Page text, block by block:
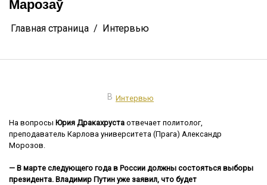
Марозаў
Главная страница Интервью
В Интервью
На вопросы Юрия Дракахруста отвечает политолог,
преподаватель Карлова университета (Прага) Александр
Морозов.
— В марте следующего года в России должны состояться выборы
президента. Владимир Путин уже заявил, что будет